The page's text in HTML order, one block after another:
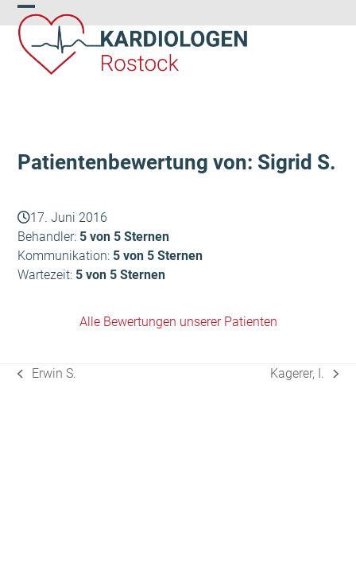
Skip
to
content
Open
mobile
menu
Close
mobile
menu
Patientenbewertung von: Sigrid S.
17. Juni 2016
Behandler: 5 von 5 Sternen
Kommunikation: 5 von 5 Sternen
Wartezeit: 5 von 5 Sternen
Alle Bewertungen unserer Patienten
vorheriger
Erwin S.
Nächster
Kagerer, I.